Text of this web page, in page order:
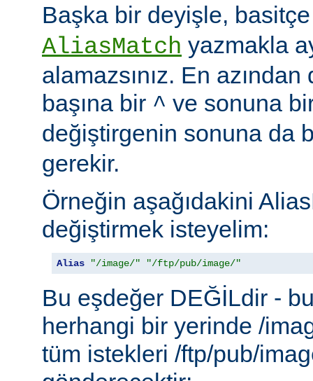
Başka bir deyişle,
AliasMatch yazmakla
alamazsınız. En
başına bir ^ ve sonuna
değiştirgenin sonuna da
gerekir.
Örneğin aşağıdakini
değiştirmek isteyelim:
Alias "/image/" "/ftp/pub/image/"
Bu eşdeğer DEĞİLdir -
herhangi bir yerinde /
tüm istekleri /ftp/pub/